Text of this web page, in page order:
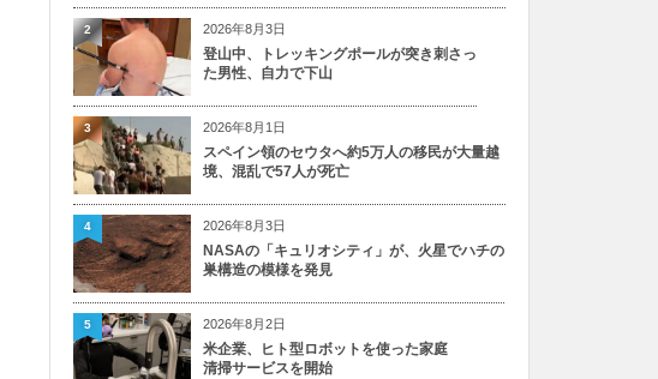
2026年8月3日
登山中、トレッキングポールが突き刺さっ
た男性、自力で下山
2
2026年8月1日
スペイン領のセウタへ約5万人の移民が大量越
境、混乱で57人が死亡
3
2026年8月3日
NASAの「キュリオシティ」が、火星でハチの
巣構造の模様を発見
4
2026年8月2日
米企業、ヒト型ロボットを使った家庭
清掃サービスを開始
5